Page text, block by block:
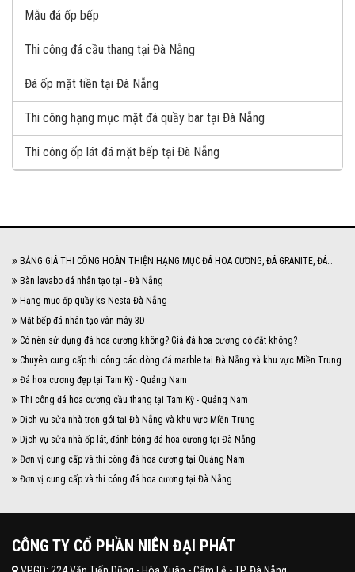
Mẫu đá ốp bếp
Thi công đá cầu thang tại Đà Nẵng
Đá ốp mặt tiền tại Đà Nẵng
Thi công hạng mục mặt đá quầy bar tại Đà Nẵng
Thi công ốp lát đá mặt bếp tại Đà Nẵng
BẢNG GIÁ THI CÔNG HOÀN THIỆN HẠNG MỤC ĐÁ HOA CƯƠNG, ĐÁ GRANITE, ĐÁ
MARBLE NĂM 2024
Bàn lavabo đá nhân tạo tại - Đà Nẵng
Hạng mục ốp quầy ks Nesta Đà Nẵng
Mặt bếp đá nhân tạo vân mây 3D
Có nên sử dụng đá hoa cương không? Giá đá hoa cương có đắt không?
Chuyên cung cấp thi công các dòng đá marble tại Đà Nẵng và khu vực Miền Trung
Đá hoa cương đẹp tại Tam Kỳ - Quảng Nam
Thi công đá hoa cương cầu thang tại Tam Kỳ - Quảng Nam
Dịch vụ sửa nhà trọn gói tại Đà Nẵng và khu vực Miền Trung
Dịch vụ sửa nhà ốp lát, đánh bóng đá hoa cương tại Đà Nẵng
Đơn vị cung cấp và thi công đá hoa cương tại Quảng Nam
Đơn vị cung cấp và thi công đá hoa cương tại Đà Nẵng
CÔNG TY CỔ PHẦN NIÊN ĐẠI PHÁT